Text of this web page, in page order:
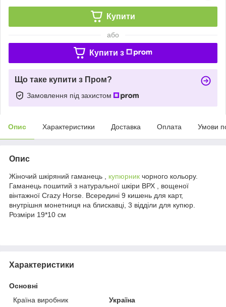
Купити
або
Купити з
Що таке купити з Пром?
Замовлення під захистом
Опис Характеристики Доставка Оплата Умови
Опис
Жіночий шкіряний гаманець , купюрник чорного кольору.
Гаманець пошитий з натуральної шкіри ВРХ , вощеної
вінтажної Crazy Horse. Всередині 9 кишень для карт,
внутрішня монетниця на блискавці, 3 відділи для купюр.
Розміри 19*10 см
Характеристики
Основні
Країна виробник
Україна